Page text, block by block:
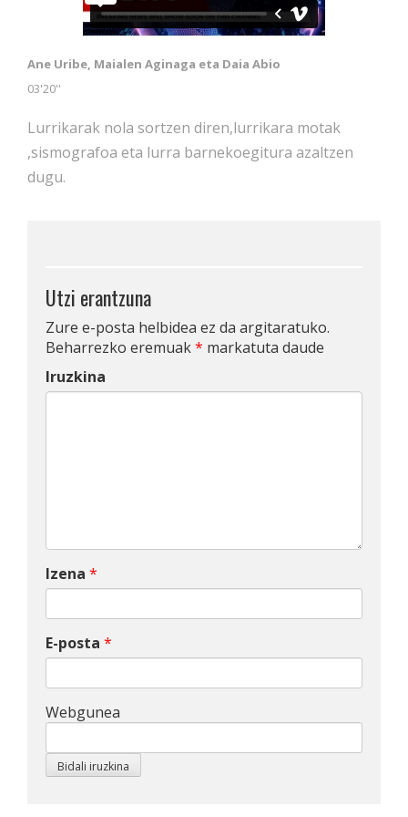
Ane Uribe, Maialen Aginaga eta Daia Abio
03'20''
Lurrikarak nola sortzen diren,lurrikara motak
,sismografoa eta lurra barnekoegitura azaltzen
dugu.
Utzi erantzuna
Zure e-posta helbidea ez da argitaratuko.
Beharrezko eremuak* markatuta daude
Iruzkina
Izena *
E-posta *
Webgunea